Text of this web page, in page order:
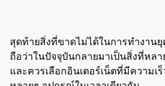
สุดท้ายสิ่งที่ขาดไม่ได้ในการทำงาน
ถือว่าในปัจจุบันกลายมาเป็นสิ่งที่หล
และควรเลือกอินเตอร์เน็ตที่มีความเ